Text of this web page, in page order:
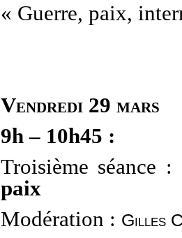
« Guerre, paix,
Vendredi 29 mars
9h – 10h45 :
Troisième séance :
paix
Modération : Gilles